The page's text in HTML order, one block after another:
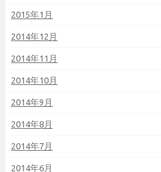
2015年1月
2014年12月
2014年11月
2014年10月
2014年9月
2014年8月
2014年7月
2014年6月